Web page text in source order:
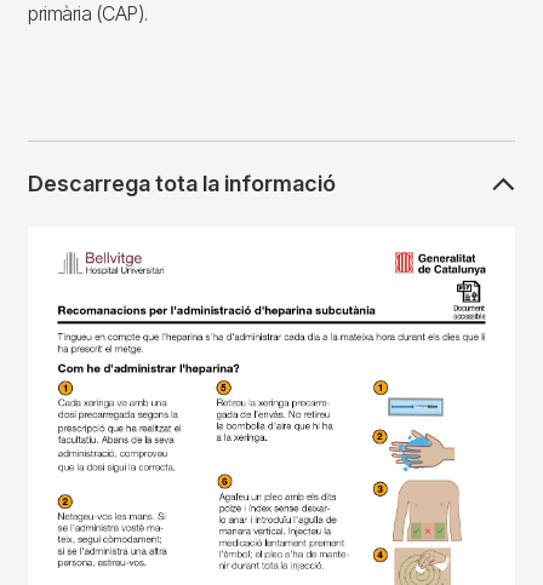
primària (CAP).
Descarrega tota la informació